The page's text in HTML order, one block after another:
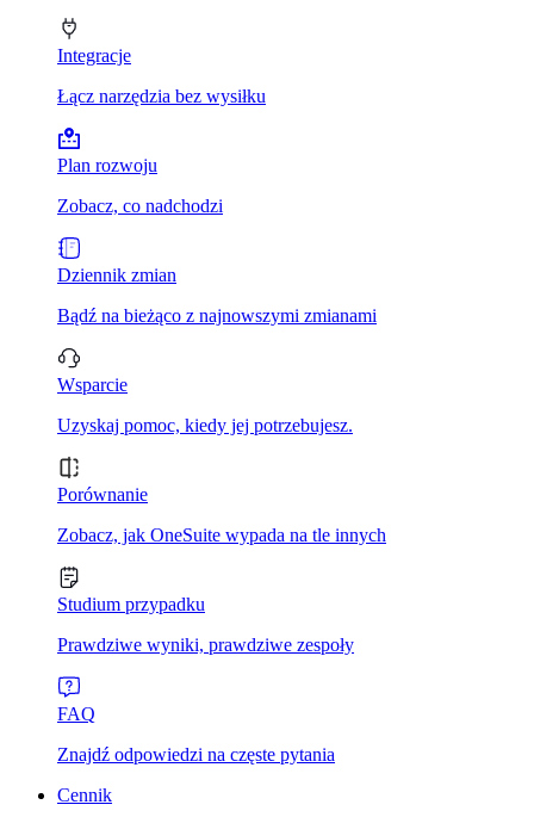
Integracje
Łącz narzędzia bez wysiłku
Plan rozwoju
Zobacz, co nadchodzi
Dziennik zmian
Bądź na bieżąco z najnowszymi zmianami
Wsparcie
Uzyskaj pomoc, kiedy jej potrzebujesz.
Porównanie
Zobacz, jak OneSuite wypada na tle innych
Studium przypadku
Prawdziwe wyniki, prawdziwe zespoły
FAQ
Znajdź odpowiedzi na częste pytania
Cennik